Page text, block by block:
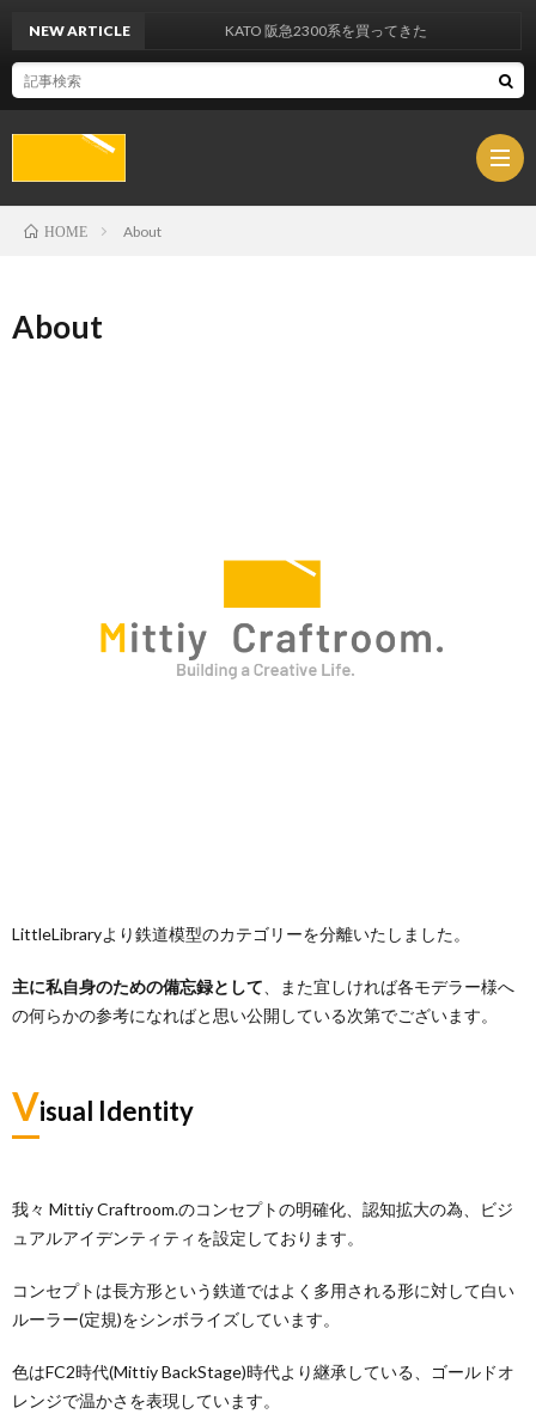
NEW ARTICLE KATO 阪急2300系を買ってきた
HOME About
About
LittleLibraryより鉄道模型のカテゴリーを分離いたしました。
主に私自身のための備忘録として 、また宜しければ各モデラー様へ
の何らかの参考になればと思い公開している次第でございます。
Visual Identity
我々 Mittiy Craftroom.のコンセプトの明確化、認知拡大の為、ビジ
ュアルアイデンティティを設定しております。
コンセプトは長方形という鉄道ではよく多用される形に対して白い
ルーラー(定規)をシンボライズしています。
色はFC2時代(Mittiy BackStage)時代より継承している、ゴールドオ
レンジで温かさを表現しています。